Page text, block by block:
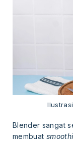
Blender sangat
membuat